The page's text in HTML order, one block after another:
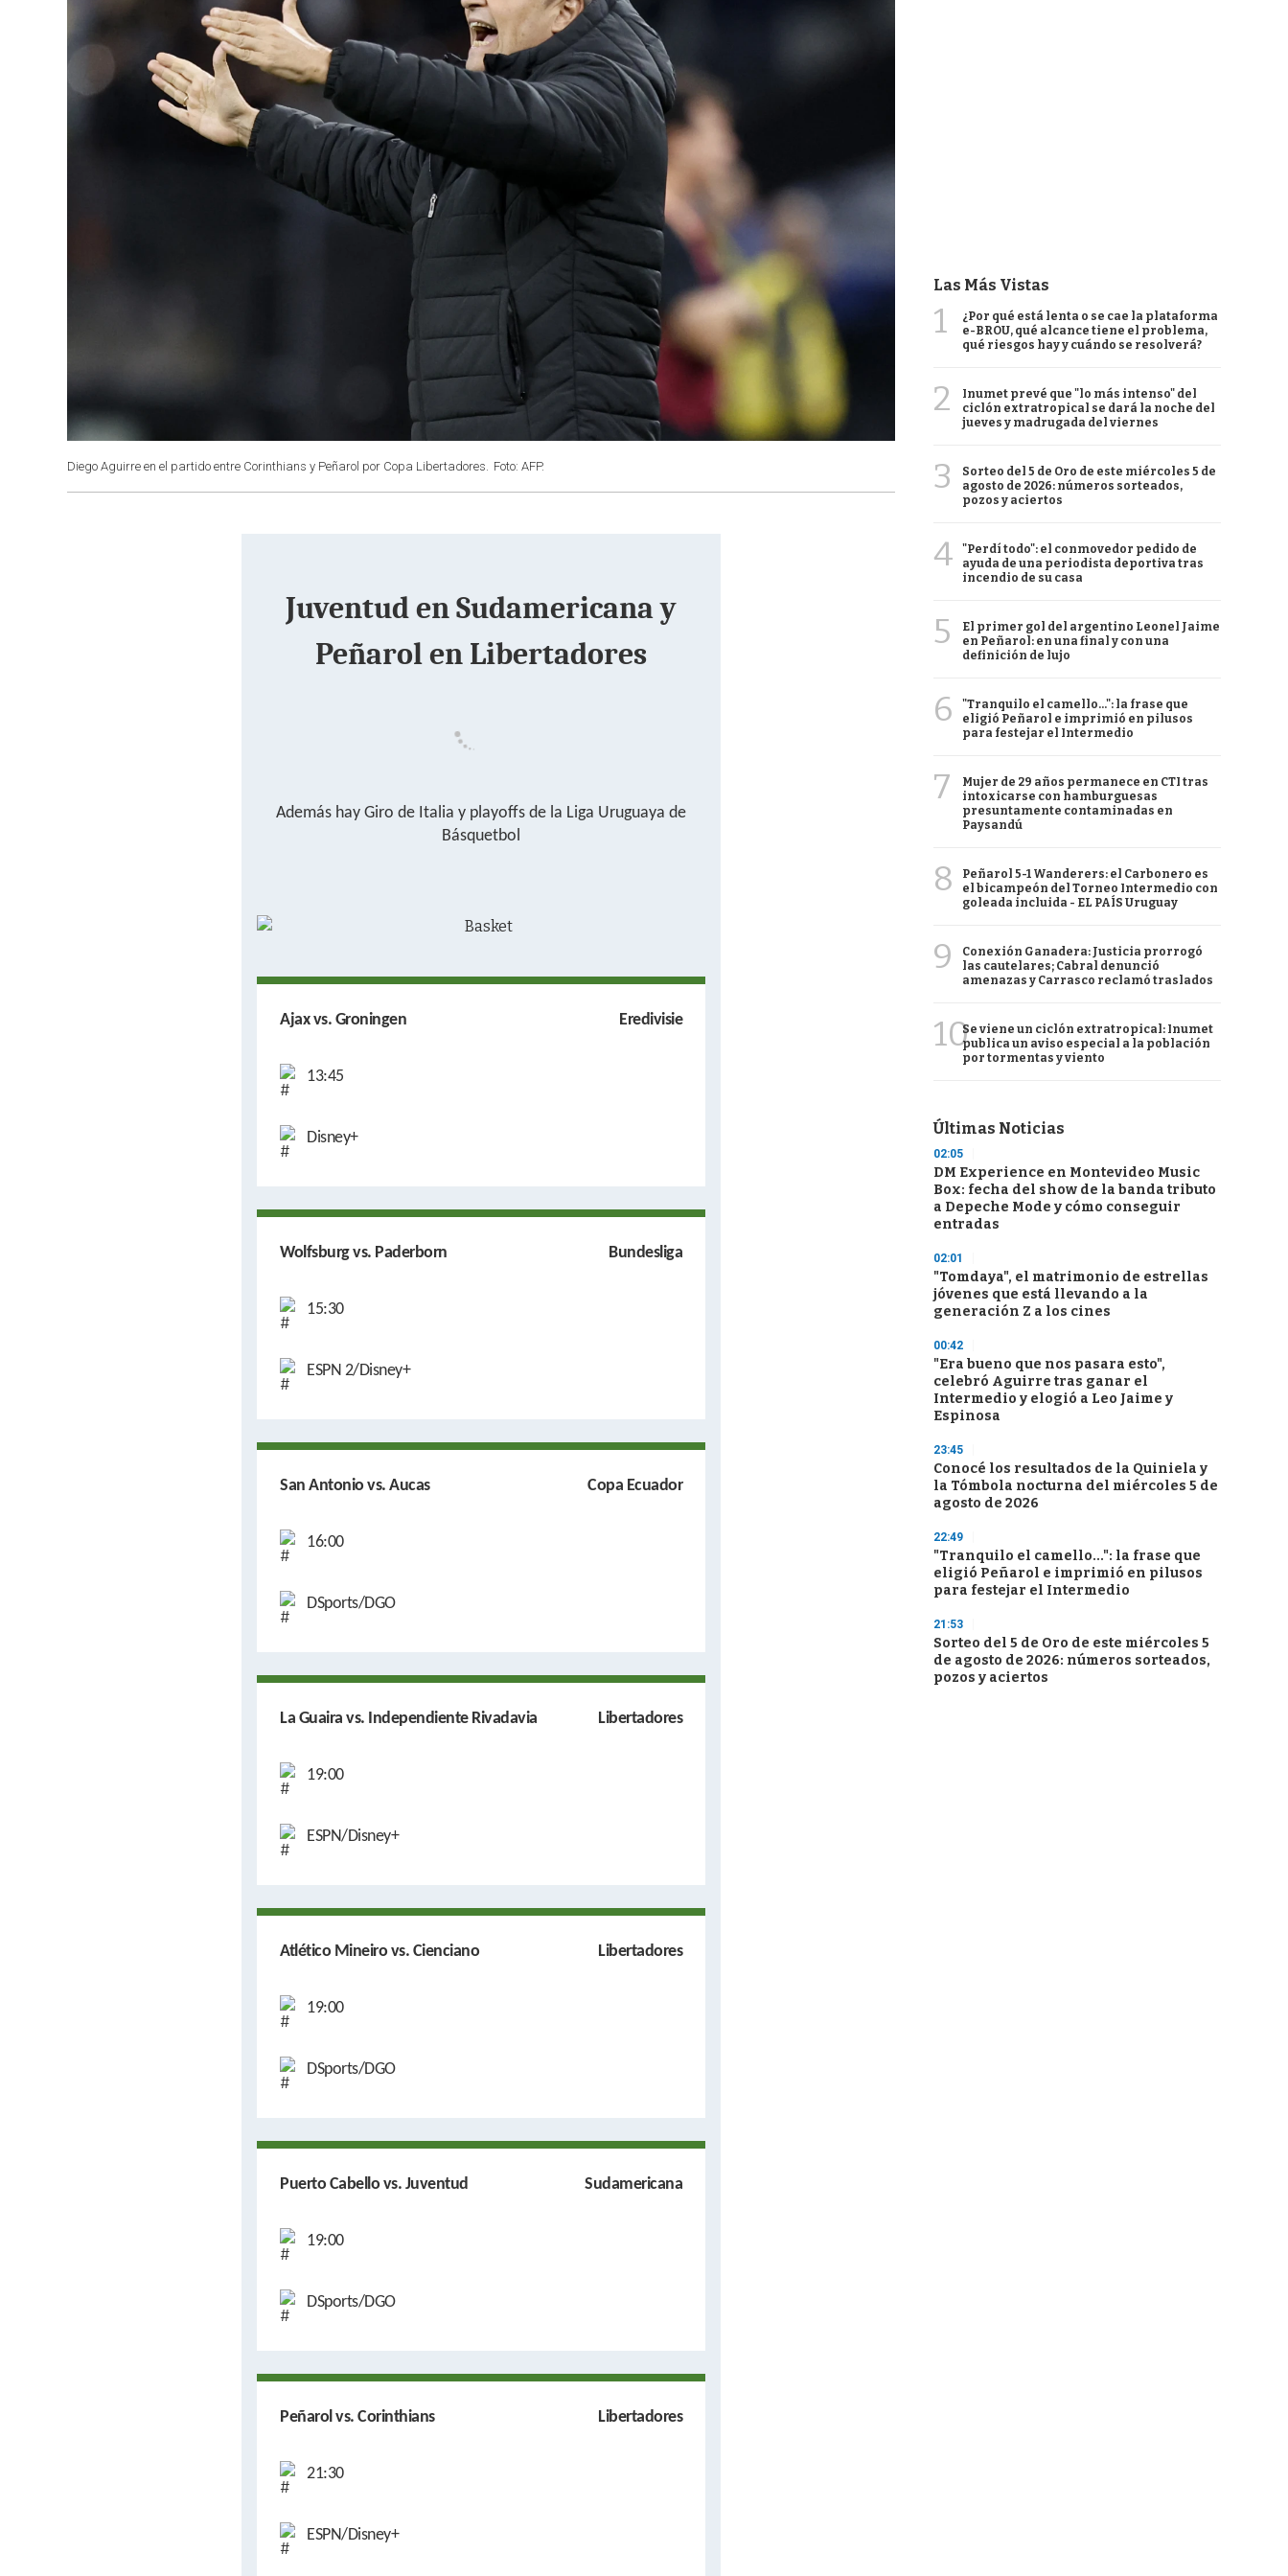
Diego Aguirre en el partido entre Corinthians y Peñarol por Copa Libertadores. Foto: AFP.
Juventud en Sudamericana y
Peñarol en Libertadores
Además hay Giro de Italia y playoffs de la Liga Uruguaya de
Básquetbol
Ajax vs. Groningen Eredivisie
13:45
Disney+
Wolfsburg vs. Paderborn Bundesliga
15:30
ESPN 2/Disney+
San Antonio vs. Aucas Copa Ecuador
16:00
DSports/DGO
La Guaira vs. Independiente Rivadavia Libertadores
19:00
ESPN/Disney+
Atlético Mineiro vs. Cienciano Libertadores
19:00
DSports/DGO
Puerto Cabello vs. Juventud Sudamericana
19:00
DSports/DGO
Peñarol vs. Corinthians Libertadores
21:30
ESPN/Disney+
Las Más Vistas
1
¿Por qué está lenta o se cae la plataforma
e-BROU, qué alcance tiene el problema,
qué riesgos hay y cuándo se resolverá?
2
Inumet prevé que "lo más intenso" del
ciclón extratropical se dará la noche del
jueves y madrugada del viernes
3
Sorteo del 5 de Oro de este miércoles 5 de
agosto de 2026: números sorteados,
pozos y aciertos
4
"Perdí todo": el conmovedor pedido de
ayuda de una periodista deportiva tras
incendio de su casa
5
El primer gol del argentino Leonel Jaime
en Peñarol: en una final y con una
definición de lujo
6
"Tranquilo el camello...": la frase que
eligió Peñarol e imprimió en pilusos
para festejar el Intermedio
7
Mujer de 29 años permanece en CTI tras
intoxicarse con hamburguesas
presuntamente contaminadas en
Paysandú
8
Peñarol 5-1 Wanderers: el Carbonero es
el bicampeón del Torneo Intermedio con
goleada incluida - EL PAÍS Uruguay
9
Conexión Ganadera: Justicia prorrogó
las cautelares; Cabral denunció
amenazas y Carrasco reclamó traslados
10Se viene un ciclón extratropical: Inumet
publica un aviso especial a la población
por tormentas y viento
Últimas Noticias
02:05
DM Experience en Montevideo Music
Box: fecha del show de la banda tributo
a Depeche Mode y cómo conseguir
entradas
02:01
"Tomdaya", el matrimonio de estrellas
jóvenes que está llevando a la
generación Z a los cines
00:42
"Era bueno que nos pasara esto",
celebró Aguirre tras ganar el
Intermedio y elogió a Leo Jaime y
Espinosa
23:45
Conocé los resultados de la Quiniela y
la Tómbola nocturna del miércoles 5 de
agosto de 2026
22:49
"Tranquilo el camello...": la frase que
eligió Peñarol e imprimió en pilusos
para festejar el Intermedio
21:53
Sorteo del 5 de Oro de este miércoles 5
de agosto de 2026: números sorteados,
pozos y aciertos